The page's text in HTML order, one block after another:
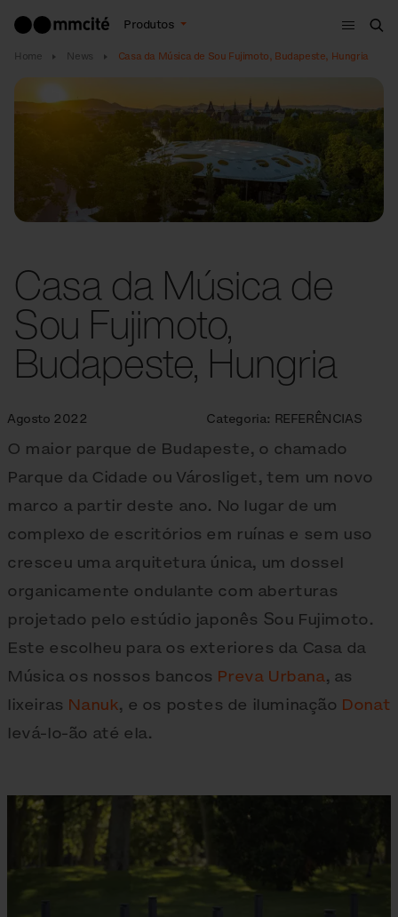
Produtos
Menu
Home News Casa da Música de Sou Fujimoto, Budapeste, Hungria
Casa da Música de
Sou Fujimoto,
Budapeste, Hungria
Agosto 2022 Categoria: REFERÊNCIAS
O maior parque de Budapeste, o chamado
Parque da Cidade ou Városliget, tem um novo
marco a partir deste ano. No lugar de um
complexo de escritórios em ruínas e sem uso
cresceu uma arquitetura única, um dossel
organicamente ondulante com aberturas
projetado pelo estúdio japonês Sou Fujimoto.
Este escolheu para os exteriores da Casa da
Música os nossos bancos Preva Urbana, as
lixeiras Nanuk, e os postes de iluminação Donat
levá-lo-ão até ela.